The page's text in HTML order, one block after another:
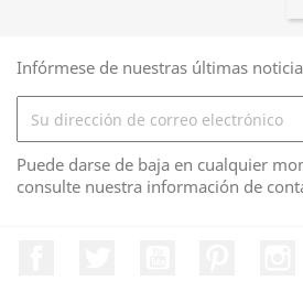
Infórmese de nuestras últimas
Puede darse de baja en cualquier
consulte nuestra información de